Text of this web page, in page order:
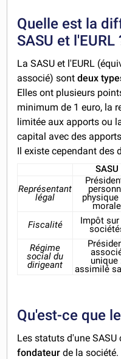
Quelle est la
SASU et l'EURL
La SASU et l'EURL
associé) sontdeux
Elles ont plusieurs
minimum de 1 euro, la
limitée aux apports ou
capital avec des
Il existe cependant des
SASU
Représentant
légal
physique
morale
Fiscalité
Impôt sur
Régime
social du
dirigeant
unique
assimilé
Qu'est-ce que
Les statuts d'une
fondateur de la